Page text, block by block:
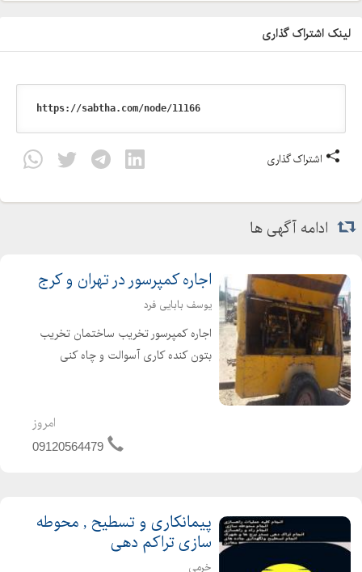
لینک اشتراک گذاری
اشتراک گذاری
ادامه آگهی ها
اجاره کمپرسور در تهران و کرج
یوسف بابایی فرد
اجاره کمپرسور تخریب ساختمان تخریب
بتون کنده کاری آسوالت و چاه کنی
امروز
09120564479
پیمانکاری و تسطیح , محوطه
سازی تراکم دهی
خرمی